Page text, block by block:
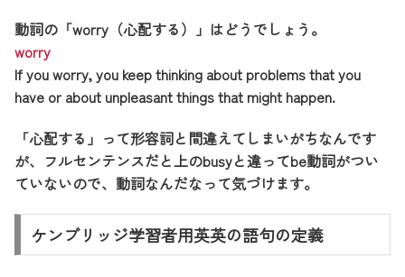
動詞の「worry（心配する）」はどうでしょう。
worry
If you worry, you keep thinking about problems that you
have or about unpleasant things that might happen.
「心配する」って形容詞と間違えてしまいがちなんです
が、フルセンテンスだと上のbusyと違ってbe動詞がつい
ていないので、動詞なんだなって気づけます。
ケンブリッジ学習者用英英の語句の定義